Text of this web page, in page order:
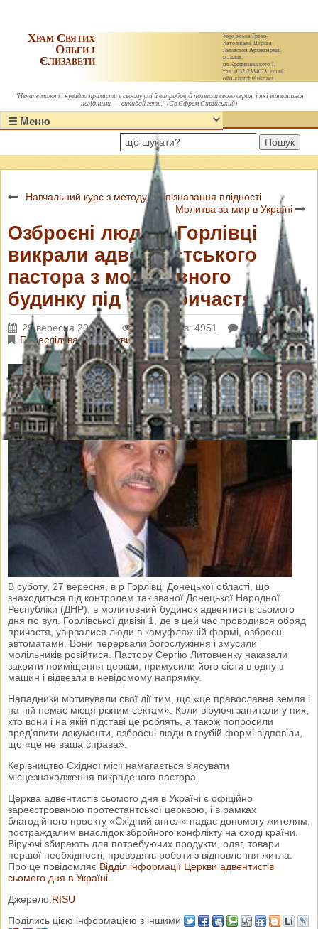
Українська Греко-
Католицька Церква.
Львівська Архиєпархія,
м.Львів,
пл.Кропивницького 1,
тел. (032)2334073, email:
olha-church@ukr.net
Храм Святих
Ольги і
Єлизавети
"Неначе молот і кувадло примісти в своєму умі й випробовуй помисли свого серця, і які виявляться
негідними, — викидай геть." (Св.Єфрем Сирійський)
Пошук
Навчальний курс з методу розпізнавання плідності
Молитва за мир в Україні
Озброєні люди в Горлівці
викрали адвентистського
пастора з молитовного
будинку під час причастя
29 вересня 2014 р. Переглядів: 4951
Коментарі: 0
Переслідування Церкви
В суботу, 27 вересня, в р Горлівці Донецької області, що
знаходиться під контролем так званої Донецької Народної
Республіки (ДНР), в молитовний будинок адвентистів сьомого
дня по вул. Горлівської дивізії 1, де в цей час проводився обряд
причастя, увірвалися люди в камуфляжній формі, озброєні
автоматами. Вони перервали богослужіння і змусили
молільників розійтися. Пастору Сергію Литовченку наказали
закрити приміщення церкви, примусили його сісти в одну з
машин і відвезли в невідомому напрямку.
Нападники мотивували свої дії тим, що «це православна земля і
на ній немає місця різним сектам». Коли віруючі запитали у них,
хто вони і на якій підставі це роблять, а також попросили
пред'явити документи, озброєні люди в грубій формі відповіли,
що «це не ваша справа».
Керівництво Східної місії намагається з'ясувати
місцезнаходження викраденого пастора.
Церква адвентистів сьомого дня в Україні є офіційно
зареєстрованою протестантської церквою, і в рамках
благодійного проекту «Східний ангел» надає допомогу жителям,
постраждалим внаслідок збройного конфлікту на сході країни.
Віруючі збирають для потребуючих продукти, одяг, товари
першої необхідності, проводять роботи з відновлення житла.
Про це повідомляє Відділ інформації Церкви адвентистів
сьомого дня в Україні
Джерело:RISU
Поділись цією інформацією з іншими